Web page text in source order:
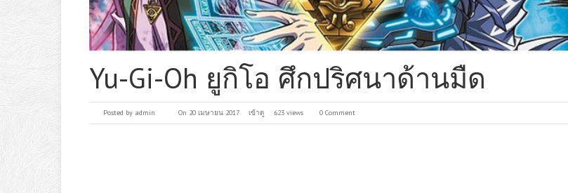
Yu-Gi-Oh ยูกิโอ ศึกปริศนาด้านมืด
Posted by admin On 20 เมษายน 2017 เข้าดู 623 views 0 Comment